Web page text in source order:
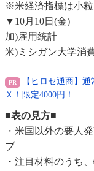
※米経済指標は小粒
▼10月10日(金)
加)雇用統計
米)ミシガン大学消
【ヒロセ通商】
Ｘ！限定4000円！
■表の見方■
・米国以外の要人
プ
・注目材料のうち